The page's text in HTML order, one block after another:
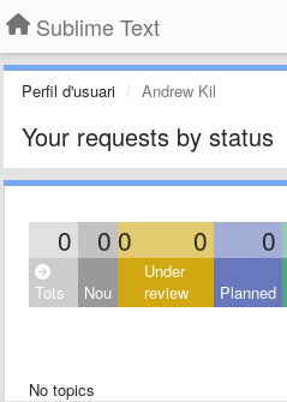
Sublime Text
Perfil d'usuari Andrew Kil
Your requests by status
0 0 0 0 0
Tots Nou
Under
review
Planned
No topics